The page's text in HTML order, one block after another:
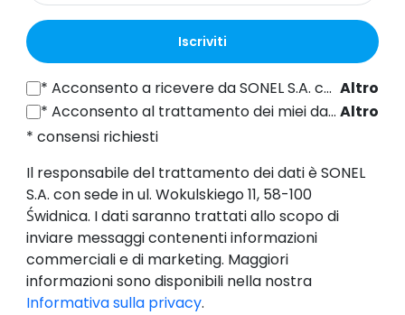
Iscriviti
*Acconsento a ricevere da SONEL S.A. con sede in ul. Wokulskiego 11, 58-100 Świdnica informazioni commerciali per via elettronica (all'indirizzo e-mail fornito) a fini di marketing, ai sensi dell'articolo 398 della legge del 12 luglio 2024 sul diritto delle comunicazioni elettroniche.
Altro
*Acconsento al trattamento dei miei dati personali (indirizzo e-mail) da parte di SONEL S.A. con sede in ul. Wokulskiego 11, 58-100 Świdnica, ai fini dell'invio di newsletter contenenti informazioni commerciali e di marketing, ai sensi dell'art. 6, comma 1, lettera a) del Regolamento generale sulla protezione dei dati (GDPR). Altro
* consensi richiesti
Il responsabile del trattamento dei dati è SONEL
S.A. con sede in ul. Wokulskiego 11, 58-100
Świdnica. I dati saranno trattati allo scopo di
inviare messaggi contenenti informazioni
commerciali e di marketing. Maggiori
informazioni sono disponibili nella nostra
Informativa sulla privacy.